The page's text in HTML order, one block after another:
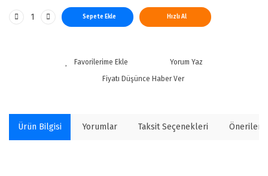
Sepete Ekle Hızlı Al
Yorum Yaz
Fiyatı Düşünce Haber Ver
Ürün Bilgisi Yorumlar Taksit Seçenekleri